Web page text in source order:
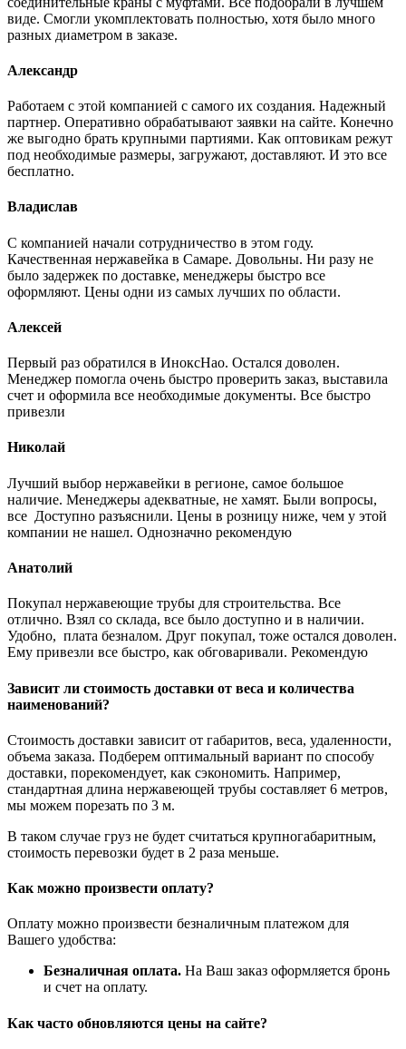
виде. Смогли укомплектовать полностью, хотя было много
разных диаметром в заказе.
Александр
Работаем с этой компанией с самого их создания. Надежный
партнер. Оперативно обрабатывают заявки на сайте. Конечно
же выгодно брать крупными партиями. Как оптовикам режут
под необходимые размеры, загружают, доставляют. И это все
бесплатно.
Владислав
С компанией начали сотрудничество в этом году.
Качественная нержавейка в Самаре. Довольны. Ни разу не
было задержек по доставке, менеджеры быстро все
оформляют. Цены одни из самых лучших по области.
Алексей
Первый раз обратился в ИноксНао. Остался доволен.
Менеджер помогла очень быстро проверить заказ, выставила
счет и оформила все необходимые документы. Все быстро
привезли
Николай
Лучший выбор нержавейки в регионе, самое большое
наличие. Менеджеры адекватные, не хамят. Были вопросы,
все Доступно разъяснили. Цены в розницу ниже, чем у этой
компании не нашел. Однозначно рекомендую
Анатолий
Покупал нержавеющие трубы для строительства. Все
отлично. Взял со склада, все было доступно и в наличии.
Удобно, плата безналом. Друг покупал, тоже остался доволен.
Ему привезли все быстро, как обговаривали. Рекомендую
Зависит ли стоимость доставки от веса и количества
наименований?
Стоимость доставки зависит от габаритов, веса, удаленности,
объема заказа. Подберем оптимальный вариант по способу
доставки, порекомендует, как сэкономить. Например,
стандартная длина нержавеющей трубы составляет 6 метров,
мы можем порезать по 3 м.
В таком случае груз не будет считаться крупногабаритным,
стоимость перевозки будет в 2 раза меньше.
Как можно произвести оплату?
Оплату можно произвести безналичным платежом для
Вашего удобства:
Безналичная оплата. На Ваш заказ оформляется бронь
и счет на оплату.
Как часто обновляются цены на сайте?